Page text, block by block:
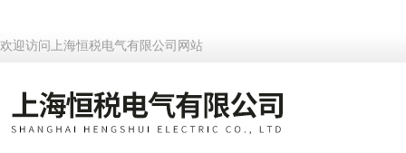
欢迎访问上海恒税电气有限公司网站